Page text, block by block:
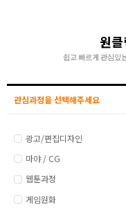
원
쉽고 빠르게 관심있
관심과정을 선택해주세요
광고/편집디자인
마야 / CG
웹툰과정
게임원화